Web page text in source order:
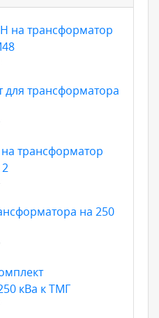
на трансформатор
трансформатора
трансформатор
на 250
кВа к ТМГ